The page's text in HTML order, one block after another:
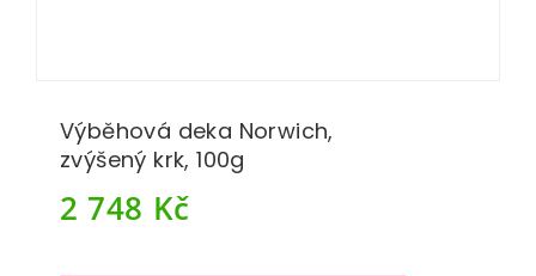
Výběhová deka Norwich,
zvýšený krk, 100g
2 748 Kč